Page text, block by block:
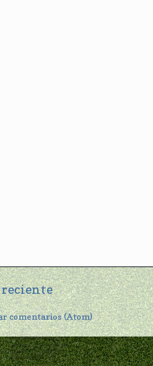
comentarios (Atom)